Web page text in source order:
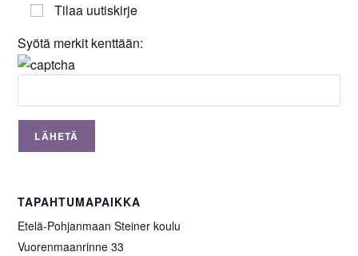
Tilaa uutiskirje
Syötä merkit kenttään:
TAPAHTUMAPAIKKA
Etelä-Pohjanmaan Steiner koulu
Vuorenmaanrinne 33